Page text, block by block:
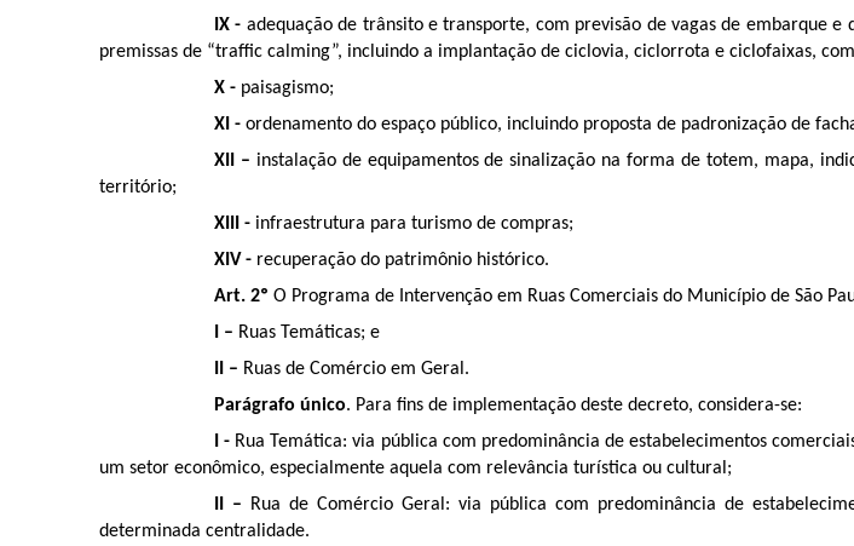
IX - adequação de trânsito e transporte, com previsão de vagas de embarque
premissas de “traffic calming”, incluindo a implantação de ciclovia, ciclorrota e ciclofaixas,
X - paisagismo;
XI - ordenamento do espaço público, incluindo proposta de padronização de
XII – instalação de equipamentos de sinalização na forma de totem, mapa,
território;
XIII - infraestrutura para turismo de compras;
XIV - recuperação do patrimônio histórico.
Art. 2º O Programa de Intervenção em Ruas Comerciais do Município de São
I – Ruas Temáticas; e
II – Ruas de Comércio em Geral.
Parágrafo único. Para fins de implementação deste decreto, considera-se:
I - Rua Temática: via pública com predominância de estabelecimentos
um setor econômico, especialmente aquela com relevância turística ou cultural;
II –
Rua de Comércio Geral: via pública com predominância de
determinada centralidade.